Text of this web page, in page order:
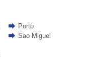
Porto
Sao Miguel